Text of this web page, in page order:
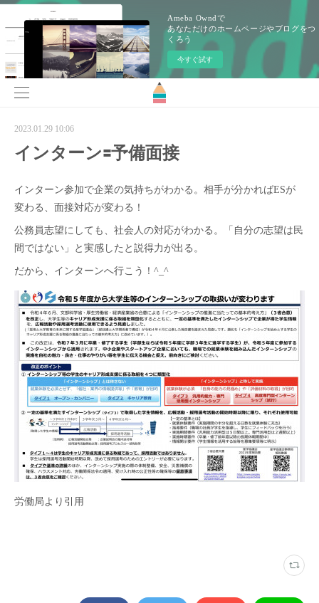
Ameba Owndで
あなただけのホームページやブログをつ
くろう
今すぐ試す
2023.01.29 10:06
インターン🟰予備面接
インターン参加で企業の気持ちがわかる。相手が分かればESが
変わる、面接対応が変わる！
公務員志望にしても、社会人の対応がわかる。「自分の志望は民
間ではない」と実感したと説得力が出る。
だから、インターンへ行こう！^_^
労働局より引用